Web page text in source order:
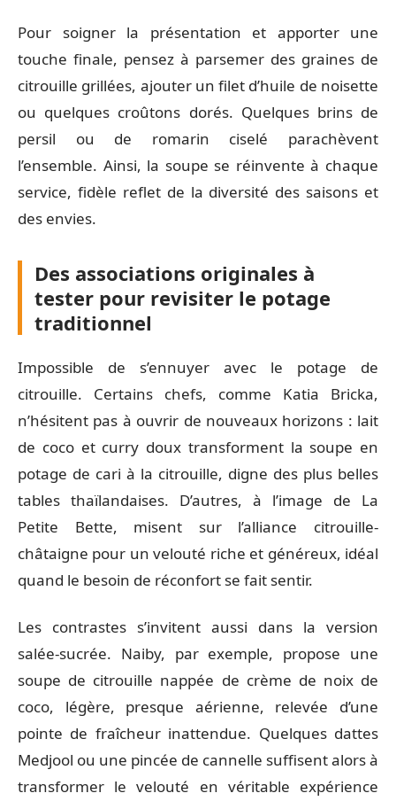
Pour soigner la présentation et apporter une
touche finale, pensez à parsemer des graines de
citrouille grillées, ajouter un filet d’huile de noisette
ou quelques croûtons dorés. Quelques brins de
persil ou de romarin ciselé parachèvent
l’ensemble. Ainsi, la soupe se réinvente à chaque
service, fidèle reflet de la diversité des saisons et
des envies.
Des associations originales à
tester pour revisiter le potage
traditionnel
Impossible de s’ennuyer avec le potage de
citrouille. Certains chefs, comme Katia Bricka,
n’hésitent pas à ouvrir de nouveaux horizons : lait
de coco et curry doux transforment la soupe en
potage de cari à la citrouille, digne des plus belles
tables thaïlandaises. D’autres, à l’image de La
Petite Bette, misent sur l’alliance citrouille-
châtaigne pour un velouté riche et généreux, idéal
quand le besoin de réconfort se fait sentir.
Les contrastes s’invitent aussi dans la version
salée-sucrée. Naiby, par exemple, propose une
soupe de citrouille nappée de crème de noix de
coco, légère, presque aérienne, relevée d’une
pointe de fraîcheur inattendue. Quelques dattes
Medjool ou une pincée de cannelle suffisent alors à
transformer le velouté en véritable expérience